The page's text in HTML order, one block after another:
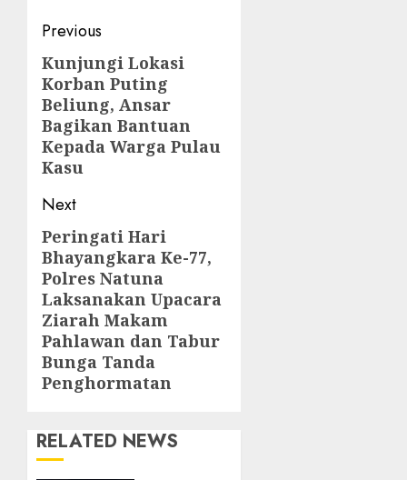
Post
navigation
Previous
Previous
post:
Kunjungi Lokasi
Korban Puting
Beliung, Ansar
Bagikan Bantuan
Kepada Warga Pulau
Kasu
Next
Next
post:
Peringati Hari
Bhayangkara Ke-77,
Polres Natuna
Laksanakan Upacara
Ziarah Makam
Pahlawan dan Tabur
Bunga Tanda
Penghormatan
RELATED NEWS